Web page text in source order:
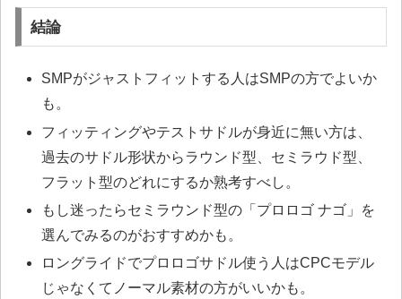
結論
SMPがジャストフィットする人はSMPの方でよいか
も。
フィッティングやテストサドルが身近に無い方は、
過去のサドル形状からラウンド型、セミラウド型、
フラット型のどれにするか熟考すべし。
もし迷ったらセミラウンド型の「プロロゴ ナゴ」を
選んでみるのがおすすめかも。
ロングライドでプロロゴサドル使う人はCPCモデル
じゃなくてノーマル素材の方がいいかも。